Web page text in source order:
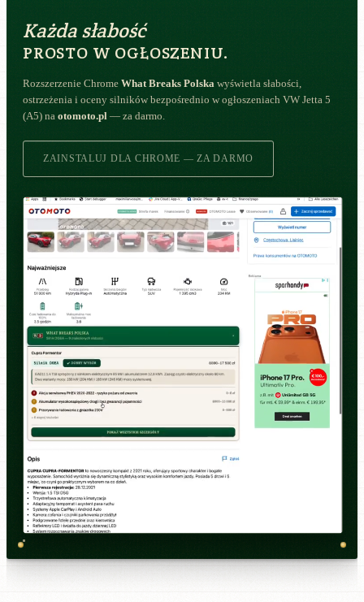
Każda słabość
PROSTO W OGŁOSZENIU.
Rozszerzenie Chrome What Breaks Polska wyświetla słabości,
ostrzeżenia i oceny silników bezpośrednio w ogłoszeniach VW Jetta 5
(A5) na otomoto.pl — za darmo.
ZAINSTALUJ DLA CHROME — ZA DARMO